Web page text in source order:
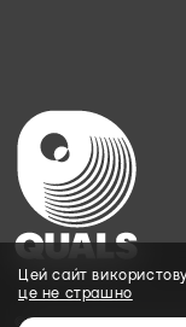
© 2026 QUALS. Всі
Цей сайт
це не страшно